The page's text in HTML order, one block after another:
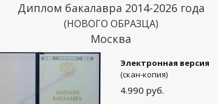
Диплом бакалавра 2014-2026 года
(НОВОГО ОБРАЗЦА)
Москва
Электронная версия
(скан-копия)
4.990 руб.